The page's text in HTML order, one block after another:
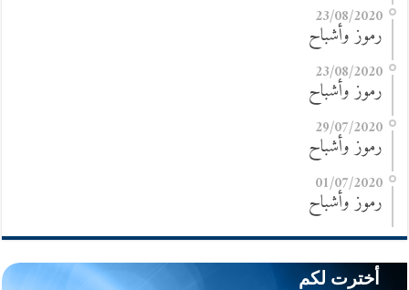
23/08/2020
رموز وأشباح
23/08/2020
رموز وأشباح
29/07/2020
رموز وأشباح
01/07/2020
رموز وأشباح
أخترت لكم